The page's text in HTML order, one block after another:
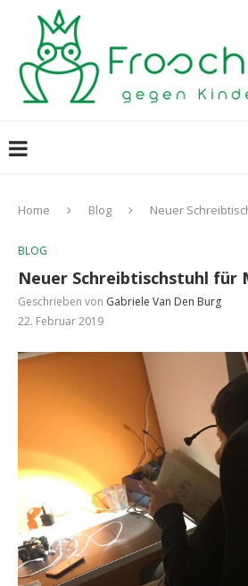
Home Blog Neuer
BLOG
Neuer Schreibtischstuhl für
Geschrieben von Gabriele Van Den Burg
22. Februar 2019